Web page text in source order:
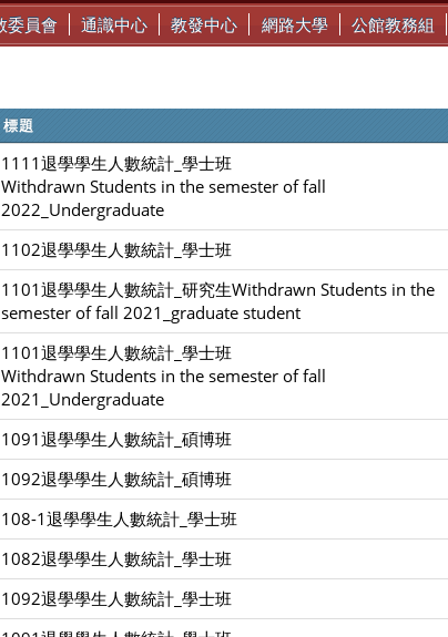
委員會 通識中心 教發中心 網路大學 公館教務組
標題
1111退學學生人數統計_學士班
Withdrawn Students in the semester of fall
2022_Undergraduate
1102退學學生人數統計_學士班
1101退學學生人數統計_研究生Withdrawn Students in the
semester of fall 2021_graduate student
1101退學學生人數統計_學士班
Withdrawn Students in the semester of fall
2021_Undergraduate
1091退學學生人數統計_碩博班
1092退學學生人數統計_碩博班
108-1退學學生人數統計_學士班
1082退學學生人數統計_學士班
1092退學學生人數統計_學士班